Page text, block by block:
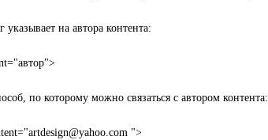
на автора контента:
по которому можно связаться с автором контента:
">